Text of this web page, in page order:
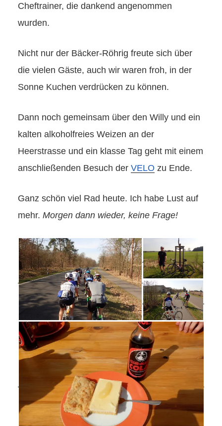
Cheftrainer, die dankend angenommen
wurden.
Nicht nur der Bäcker-Röhrig freute sich über
die vielen Gäste, auch wir waren froh, in der
Sonne Kuchen verdrücken zu können.
Dann noch gemeinsam über den Willy und ein
kalten alkoholfreies Weizen an der
Heerstrasse und ein klasse Tag geht mit einem
anschließenden Besuch der VELO zu Ende.
Ganz schön viel Rad heute. Ich habe Lust auf
mehr. Morgen dann wieder, keine Frage!